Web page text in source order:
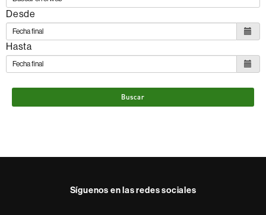
Desde
Hasta
Buscar
Síguenos en las redes sociales